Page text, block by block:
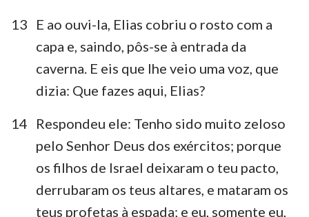
13
E ao ouvi-la, Elias cobriu o rosto com a
capa e, saindo, pôs-se à entrada da
caverna. E eis que lhe veio uma voz, que
dizia: Que fazes aqui, Elias?
14
Respondeu ele: Tenho sido muito zeloso
pelo Senhor Deus dos exércitos; porque
os filhos de Israel deixaram o teu pacto,
derrubaram os teus altares, e mataram os
teus profetas à espada; e eu, somente eu,